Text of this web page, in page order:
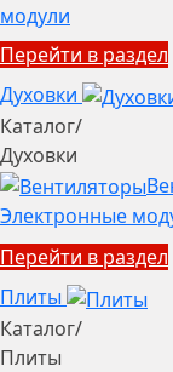
модули
Перейти в раздел
Духовки
Каталог/
Духовки
Электронные
Перейти в раздел
Плиты
Каталог/
Плиты